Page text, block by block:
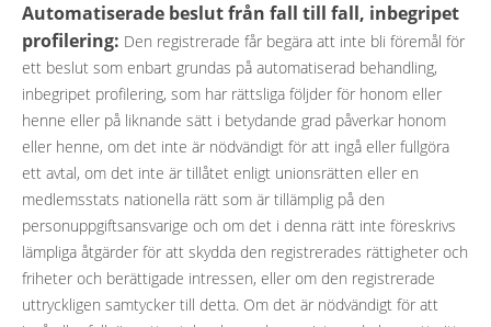
Automatiserade beslut från fall till fall, inbegripet
profilering: Den registrerade får begära att inte bli föremål för
ett beslut som enbart grundas på automatiserad behandling,
inbegripet profilering, som har rättsliga följder för honom eller
henne eller på liknande sätt i betydande grad påverkar honom
eller henne, om det inte är nödvändigt för att ingå eller fullgöra
ett avtal, om det inte är tillåtet enligt unionsrätten eller en
medlemsstats nationella rätt som är tillämplig på den
personuppgiftsansvarige och om det i denna rätt inte föreskrivs
lämpliga åtgärder för att skydda den registrerades rättigheter och
friheter och berättigade intressen, eller om den registrerade
uttryckligen samtycker till detta. Om det är nödvändigt för att